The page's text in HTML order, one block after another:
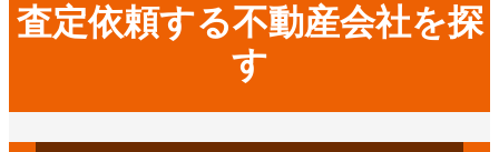
査定依頼する不動産会社を探
す